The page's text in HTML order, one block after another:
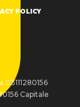
POLICY
Capitale